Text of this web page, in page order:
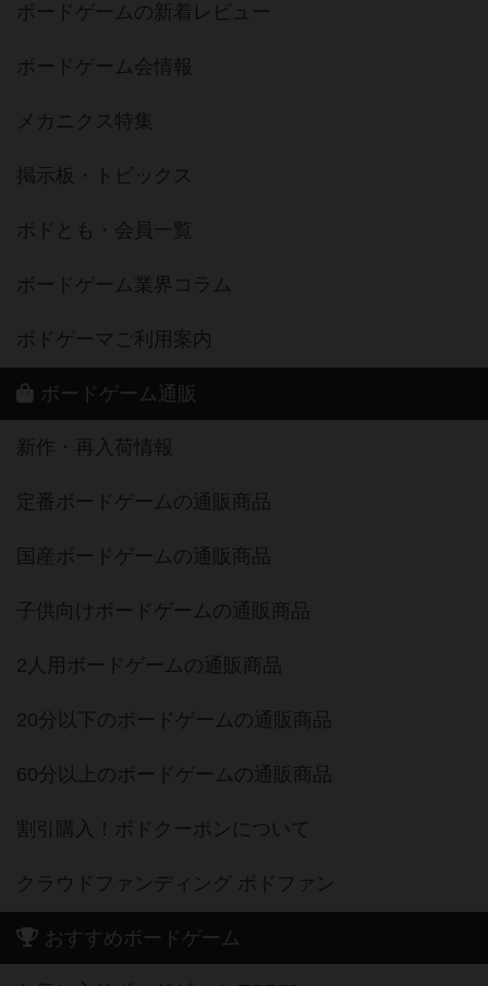
ボードゲームの新着レビュー
ボードゲーム会情報
メカニクス特集
掲示板・トピックス
ボドとも・会員一覧
ボードゲーム業界コラム
ボドゲーマご利用案内
ボードゲーム通販
新作・再入荷情報
定番ボードゲームの通販商品
国産ボードゲームの通販商品
子供向けボードゲームの通販商品
2人用ボードゲームの通販商品
20分以下のボードゲームの通販商品
60分以上のボードゲームの通販商品
割引購入！ボドクーポンについて
クラウドファンディング ボドファン
おすすめボードゲーム